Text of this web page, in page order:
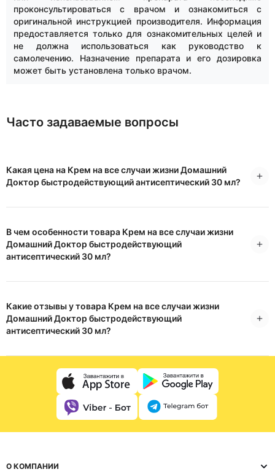
проконсультироваться с врачом и ознакомиться с
оригинальной инструкцией производителя. Информация
предоставляется только для ознакомительных целей и
не должна использоваться как руководство к
самолечению. Назначение препарата и его дозировка
может быть установлена только врачом.
Часто задаваемые вопросы
Какая цена на Крем на все случаи жизни Домашний
Доктор быстродействующий антисептический 30 мл?
В чем особенности товара Крем на все случаи жизни
Домашний Доктор быстродействующий
антисептический 30 мл?
Какие отзывы у товара Крем на все случаи жизни
Домашний Доктор быстродействующий
антисептический 30 мл?
О КОМПАНИИ